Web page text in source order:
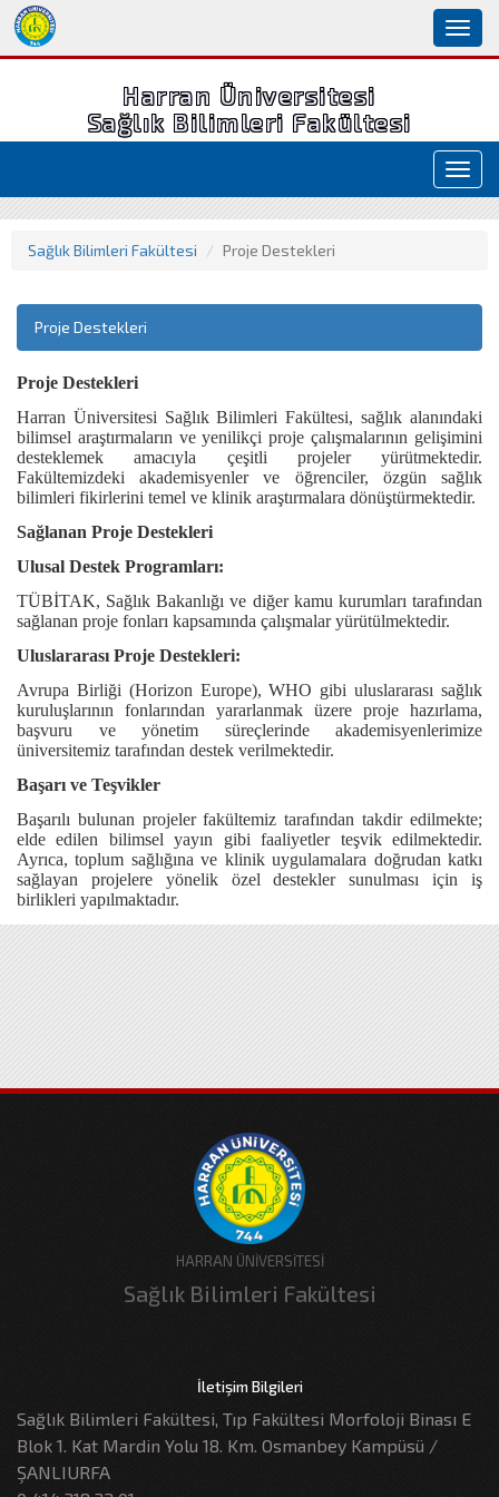
Harran Üniversitesi
Sağlık Bilimleri Fakültesi
Sağlık Bilimleri Fakültesi Proje Destekleri
Proje Destekleri
Proje Destekleri
Harran Üniversitesi Sağlık Bilimleri Fakültesi, sağlık alanındaki
bilimsel araştırmaların ve yenilikçi proje çalışmalarının gelişimini
desteklemek amacıyla çeşitli projeler yürütmektedir.
Fakültemizdeki akademisyenler ve öğrenciler, özgün sağlık
bilimleri fikirlerini temel ve klinik araştırmalara dönüştürmektedir.
Sağlanan Proje Destekleri
Ulusal Destek Programları:
TÜBİTAK, Sağlık Bakanlığı ve diğer kamu kurumları tarafından
sağlanan proje fonları kapsamında çalışmalar yürütülmektedir.
Uluslararası Proje Destekleri:
Avrupa Birliği (Horizon Europe), WHO gibi uluslararası sağlık
kuruluşlarının fonlarından yararlanmak üzere proje hazırlama,
başvuru ve yönetim süreçlerinde akademisyenlerimize
üniversitemiz tarafından destek verilmektedir.
Başarı ve Teşvikler
Başarılı bulunan projeler fakültemiz tarafından takdir edilmekte;
elde edilen bilimsel yayın gibi faaliyetler teşvik edilmektedir.
Ayrıca, toplum sağlığına ve klinik uygulamalara doğrudan katkı
sağlayan projelere yönelik özel destekler sunulması için iş
birlikleri yapılmaktadır.
HARRAN ÜNİVERSİTESİ
Sağlık Bilimleri Fakültesi
İletişim Bilgileri
Sağlık Bilimleri Fakültesi, Tıp Fakültesi Morfoloji Binası E
Blok 1. Kat Mardin Yolu 18. Km. Osmanbey Kampüsü /
ŞANLIURFA